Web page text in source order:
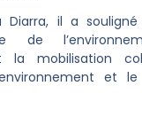
Diarra, il a souligné
de
la mobilisation
et le